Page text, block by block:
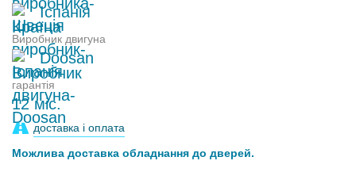
Іспанія
Виробник двигуна
Doosan
гарантія
12 міс.
доставка і оплата
Можлива доставка обладнання до дверей.